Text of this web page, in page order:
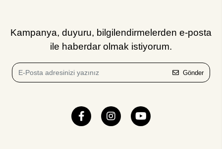
Kampanya, duyuru, bilgilendirmelerden e-posta
ile haberdar olmak istiyorum.
Gönder